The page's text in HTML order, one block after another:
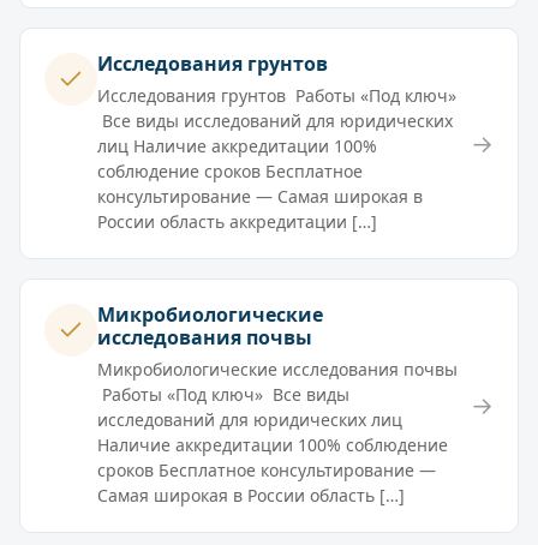
Исследования грунтов
Исследования грунтов Работы «Под ключ»
Все виды исследований для юридических
лиц Наличие аккредитации 100%
соблюдение сроков Бесплатное
консультирование — Самая широкая в
России область аккредитации […]
→
Микробиологические
исследования почвы
Микробиологические исследования почвы
Работы «Под ключ» Все виды
исследований для юридических лиц
Наличие аккредитации 100% соблюдение
сроков Бесплатное консультирование —
Самая широкая в России область […]
→